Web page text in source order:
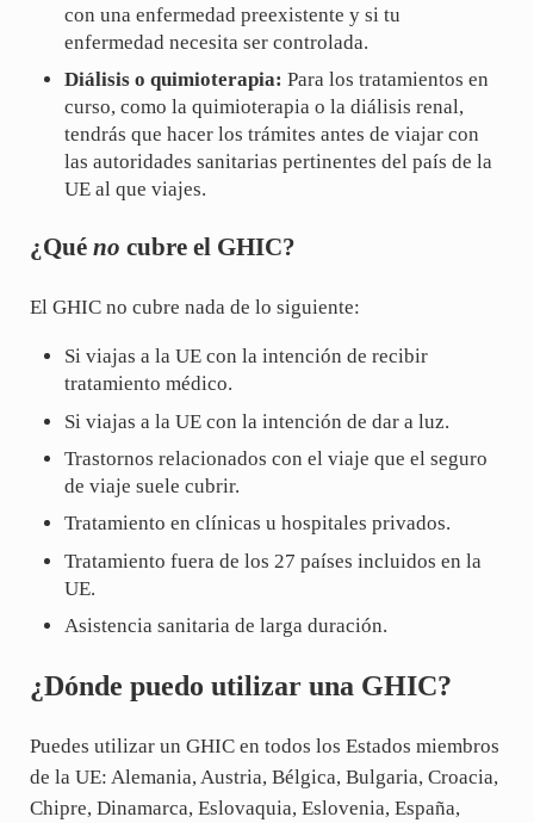
con una enfermedad preexistente y si tu
enfermedad necesita ser controlada.
Diálisis o quimioterapia: Para los tratamientos en
curso, como la quimioterapia o la diálisis renal,
tendrás que hacer los trámites antes de viajar con
las autoridades sanitarias pertinentes del país de la
UE al que viajes.
¿Qué no cubre el GHIC?
El GHIC no cubre nada de lo siguiente:
Si viajas a la UE con la intención de recibir
tratamiento médico.
Si viajas a la UE con la intención de dar a luz.
Trastornos relacionados con el viaje que el seguro
de viaje suele cubrir.
Tratamiento en clínicas u hospitales privados.
Tratamiento fuera de los 27 países incluidos en la
UE.
Asistencia sanitaria de larga duración.
¿Dónde puedo utilizar una GHIC?
Puedes utilizar un GHIC en todos los Estados miembros
de la UE: Alemania, Austria, Bélgica, Bulgaria, Croacia,
Chipre, Dinamarca, Eslovaquia, Eslovenia, España,